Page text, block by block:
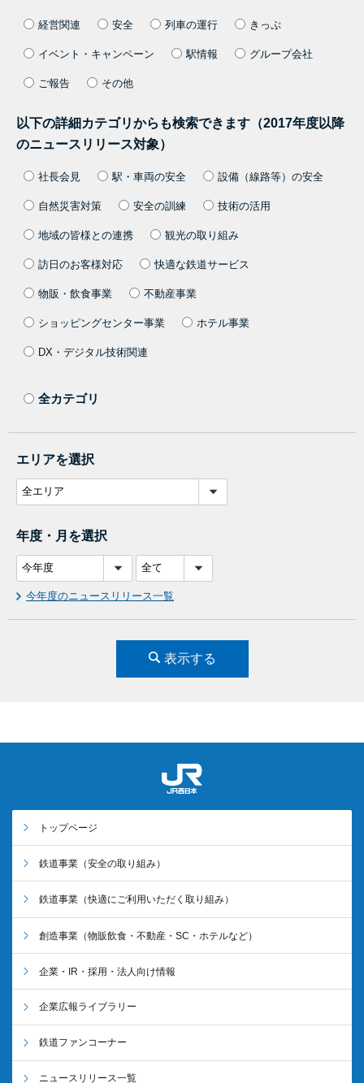
経営関連 安全 列車の運行 きっぷ
イベント・キャンペーン 駅情報 グループ会社
ご報告 その他
以下の詳細カテゴリからも検索できます（2017年度以降
のニュースリリース対象）
社長会見 駅・車両の安全 設備（線路等）の安全
自然災害対策 安全の訓練 技術の活用
地域の皆様との連携 観光の取り組み
訪日のお客様対応 快適な鉄道サービス
物販・飲食事業 不動産事業
ショッピングセンター事業 ホテル事業
DX・デジタル技術関連
全カテゴリ
エリアを選択
年度・月を選択
今年度のニュースリリース一覧
表示する
トップページ
鉄道事業 （安全の取り組み）
鉄道事業 （快適にご利用いただく取り組み）
創造事業 （物販飲食・不動産・SC・ホテルなど）
企業・IR・採用・法人向け情報
企業広報ライブラリー
鉄道ファンコーナー
ニュースリリース一覧